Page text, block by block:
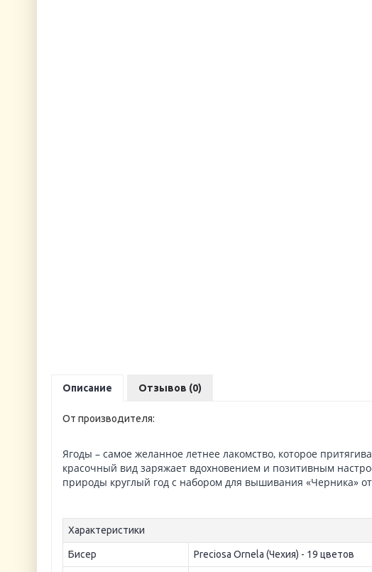
Описание Отзывов (0)
От производителя:
Ягоды – самое желанное летнее лакомство, которое
красочный вид заряжает вдохновением и позитивным
природы круглый год с набором для вышивания «Черника»
Характеристики
Бисер Preciosa Ornela (Чехия) - 19 цветов